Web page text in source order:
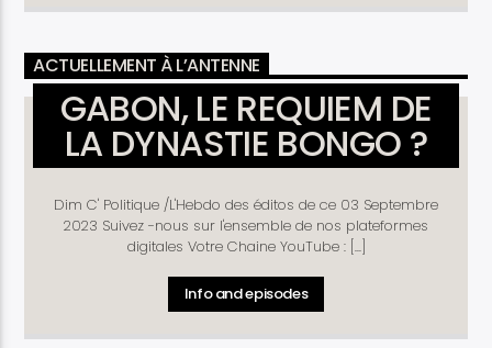
ACTUELLEMENT À L’ANTENNE
GABON, LE REQUIEM DE
LA DYNASTIE BONGO ?
Dim C' Politique /L'Hebdo des éditos de ce 03 Septembre
2023 Suivez -nous sur l'ensemble de nos plateformes
digitales Votre Chaine YouTube : [...]
Info and episodes